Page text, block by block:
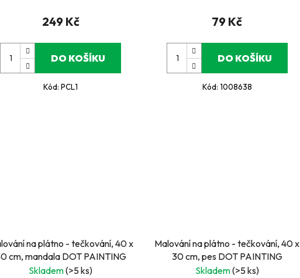
249 Kč
DO KOŠÍKU
Kód:PCL1
79 Kč
DO KOŠÍKU
Kód: 1008638
na plátno - tečkování, 40 x
cm, mandala DOT PAINTING
Skladem(>5 ks)
Malování na plátno - tečkování, 40 x
30 cm, pes DOT PAINTING
Skladem(>5 ks)